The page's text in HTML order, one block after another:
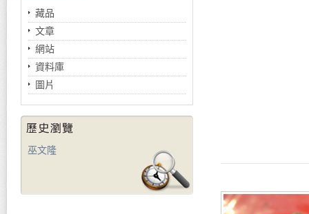
藏品
文章
網站
資料庫
圖片
巫文隆